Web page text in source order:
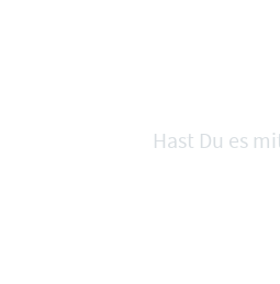
Hast Du es